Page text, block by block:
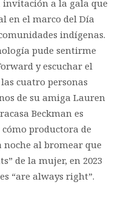
a la gala que
en el marco del Día
indígenas.
pude sentirme
y escuchar el
cuatro personas
de su amiga Lauren
Beckman es
productora de
noche al bromear que
de la mujer, en 2023
“are always right”.